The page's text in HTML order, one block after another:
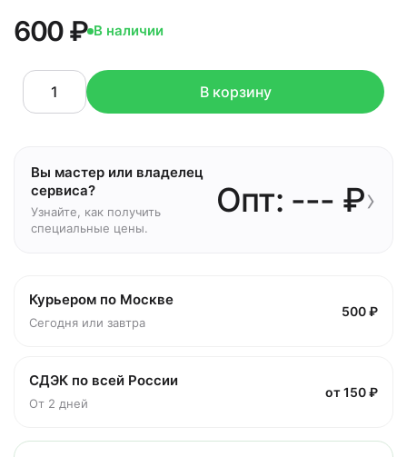
600 ₽ В наличии
В корзину
Вы мастер или владелец
сервиса?
Узнайте, как получить
специальные цены.
Опт: --- ₽›
Курьером по Москве
Сегодня или завтра
500 ₽
СДЭК по всей России
От 2 дней
от 150 ₽